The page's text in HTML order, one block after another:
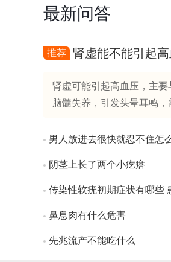
最新问答
推荐 肾虚能不能引起
肾虚可能引起高血压，主
脑髓失养，引发头晕耳鸣
男人放进去很快就忍不住怎
阴茎上长了两个小疙瘩
传染性软疣初期症状有哪些 患传染性软疣会
鼻息肉有什么危害
先兆流产不能吃什么